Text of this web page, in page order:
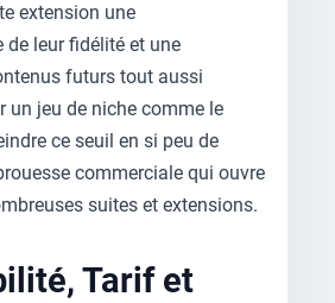
extension une
de leur fidélité et une
futurs tout aussi
un jeu de niche comme le
ce seuil en si peu de
commerciale qui ouvre
suites et extensions.
Tarif et